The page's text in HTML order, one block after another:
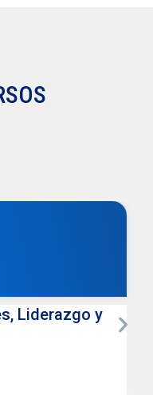
Liderazgo y